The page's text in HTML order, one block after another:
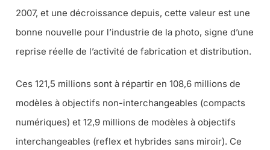
2007, et une décroissance depuis, cette valeur est une
bonne nouvelle pour l’industrie de la photo, signe d’une
reprise réelle de l’activité de fabrication et distribution.
Ces 121,5 millions sont à répartir en 108,6 millions de
modèles à objectifs non-interchangeables (compacts
numériques) et 12,9 millions de modèles à objectifs
interchangeables (reflex et hybrides sans miroir). Ce